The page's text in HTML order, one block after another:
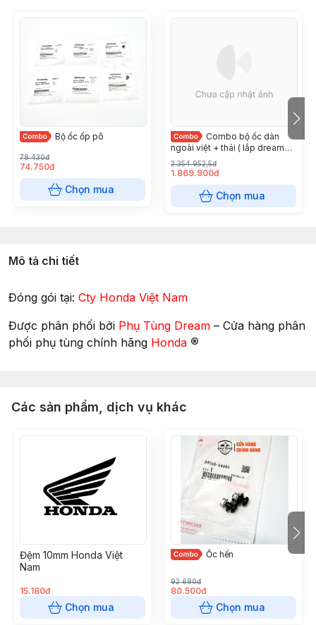
Bộ ốc ốp pô
78.430đ
74.750đ
Chọn mua
Combo bộ ốc dàn
ngoài việt + thái ( lắp dream
thái ) ( có ốc số 10 ) Honda Việt
Nam
3.354.952,5đ
1.869.900đ
Chọn mua
Mô tả chi tiết
Đóng gói tại: Cty Honda Việt Nam
Được phân phối bởi Phụ Tùng Dream – Cửa hàng phân
phối phụ tùng chính hãng Honda ®
Các sản phẩm, dịch vụ khác
Đệm 10mm Honda Việt
Nam
15.180đ
Chọn mua
Ốc hến
92.690đ
80.500đ
Chọn mua